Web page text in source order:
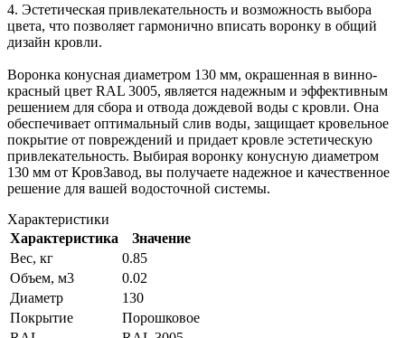
4. Эстетическая привлекательность и возможность выбора
цвета, что позволяет гармонично вписать воронку в общий
дизайн кровли.
Воронка конусная диаметром 130 мм, окрашенная в винно-
красный цвет RAL 3005, является надежным и эффективным
решением для сбора и отвода дождевой воды с кровли. Она
обеспечивает оптимальный слив воды, защищает кровельное
покрытие от повреждений и придает кровле эстетическую
привлекательность. Выбирая воронку конусную диаметром
130 мм от КровЗавод, вы получаете надежное и качественное
решение для вашей водосточной системы.
Характеристики
Характеристика
Значение
Вес, кг
0.85
Объем, м3
0.02
Диаметр
130
Покрытие
Порошковое